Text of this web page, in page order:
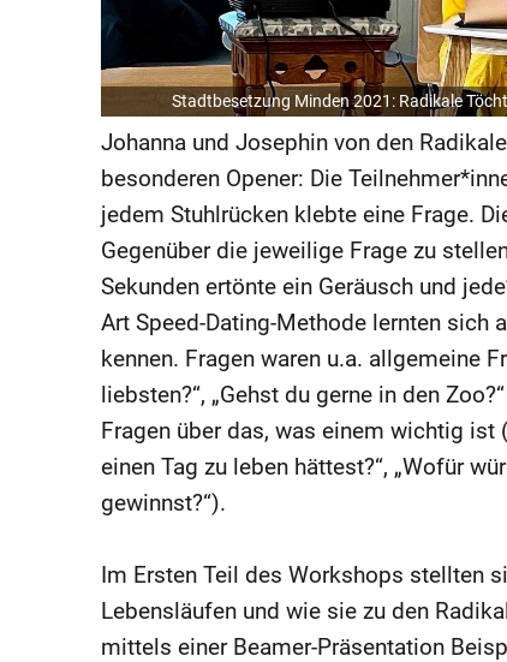
Stadtbesetzung Minden 2021: Radikale
Johanna und Josephin von den
besonderen Opener: Die
jedem Stuhlrücken klebte eine Frage.
Gegenüber die jeweilige Frage zu
Sekunden ertönte ein Geräusch und
Art Speed-Dating-Methode lernten sich
kennen. Fragen waren u.a. allgemeine
liebsten?“, „Gehst du gerne in den
Fragen über das, was einem wichtig ist
einen Tag zu leben hättest?“, „Wofür
gewinnst?“).
Im Ersten Teil des Workshops stellten
Lebensläufen und wie sie zu den
mittels einer Beamer-Präsentation